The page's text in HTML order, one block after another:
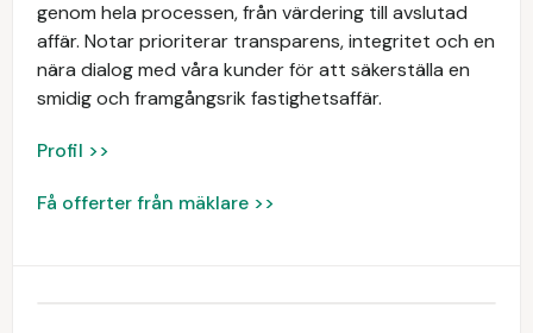
genom hela processen, från värdering till avslutad
affär. Notar prioriterar transparens, integritet och en
nära dialog med våra kunder för att säkerställa en
smidig och framgångsrik fastighetsaffär.
Profil >>
Få offerter från mäklare >>